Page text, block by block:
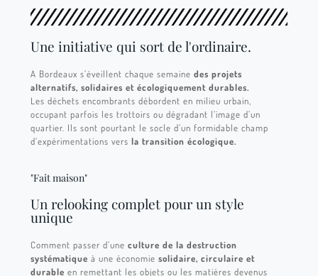
Une initiative qui sort de l'ordinaire.
A Bordeaux s’éveillent chaque semaine des projets
alternatifs, solidaires et écologiquement durables.
Les déchets encombrants débordent en milieu urbain,
occupant parfois les trottoirs ou dégradant l’image d’un
quartier. Ils sont pourtant le socle d’un formidable champ
d’expérimentations vers la transition écologique.
"Fait maison"
Un relooking complet pour un style
unique
Comment passer d’une culture de la destruction
systématique à une économie solidaire, circulaire et
durable en remettant les objets ou les matières devenus